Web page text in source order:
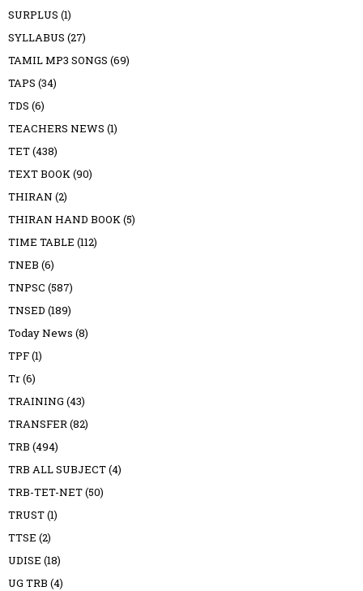
SURPLUS (1)
SYLLABUS (27)
TAMIL MP3 SONGS (69)
TAPS (34)
TDS (6)
TEACHERS NEWS (1)
TET(438)
TEXT BOOK(90)
THIRAN (2)
THIRAN HAND BOOK(5)
TIME TABLE (112)
TNEB (6)
TNPSC (587)
TNSED (189)
Today News (8)
TPF(1)
Tr(6)
TRAINING (43)
TRANSFER(82)
TRB (494)
TRB ALL SUBJECT(4)
TRB-TET-NET(50)
TRUST(1)
TTSE (2)
UDISE (18)
UG TRB (4)